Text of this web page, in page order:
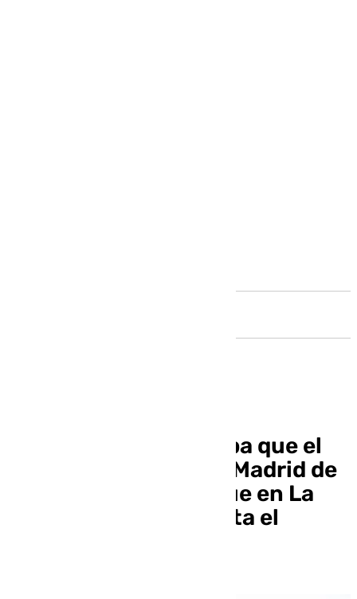
La Federación aprueba que el
Marbella-Atlético de Madrid de
Copa del Rey se juegue en La
Rosaleda, aunque falta el